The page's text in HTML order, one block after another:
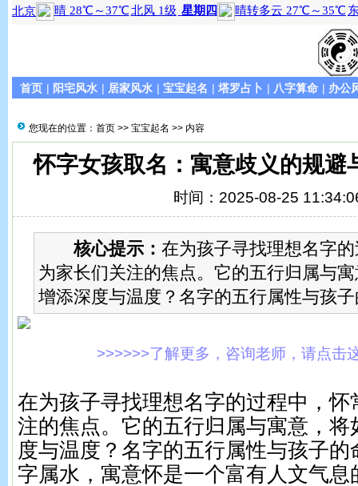
首页 | 阳宅风水 | 居家风水 | 宝宝起名 | 塔罗占卜 | 八字算命 | 办公
您现在的位置： 首页 >> 宝宝起名 >> 内容
怀字女孩取名：寓意歧义的规避
时间：2025-08-25
核心提示： 在为孩子寻找理想名字
为家长们关注的焦点。它的五行归属与
增添深度与温度？名字的五行属性与孩
>>>>>>了解更多，咨询老师，请点击
在为孩子寻找理想名字的过程中，怀
注的焦点。它的五行归属与寓意，将
度与温度？名字的五行属性与孩子
字属水，寓意怀是一个富有人文气息